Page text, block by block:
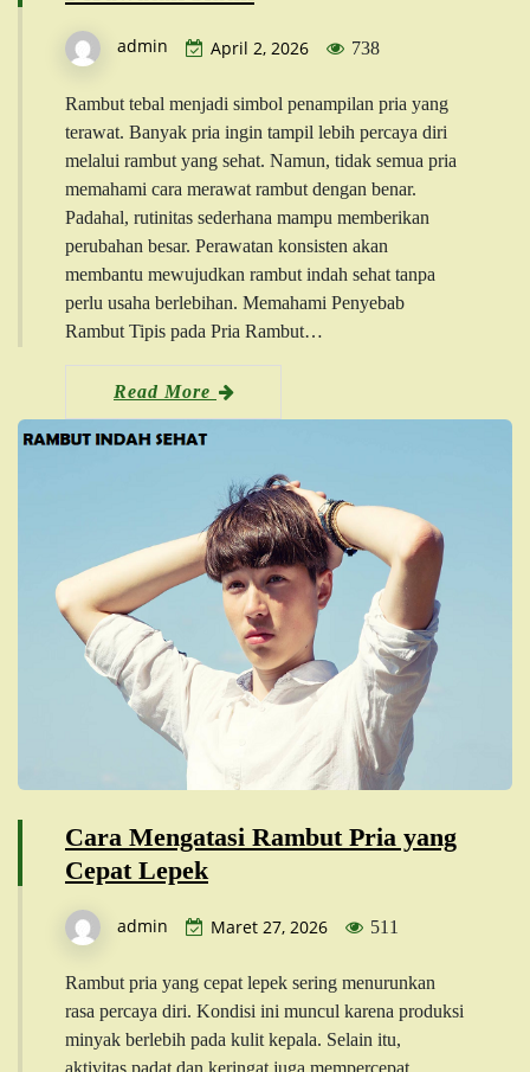
admin April 2, 2026 738
Rambut tebal menjadi simbol penampilan pria yang
terawat. Banyak pria ingin tampil lebih percaya diri
melalui rambut yang sehat. Namun, tidak semua pria
memahami cara merawat rambut dengan benar.
Padahal, rutinitas sederhana mampu memberikan
perubahan besar. Perawatan konsisten akan
membantu mewujudkan rambut indah sehat tanpa
perlu usaha berlebihan. Memahami Penyebab
Rambut Tipis pada Pria Rambut…
Read More
Cara Mengatasi Rambut Pria yang
Cepat Lepek
admin Maret 27, 2026 511
Rambut pria yang cepat lepek sering menurunkan
rasa percaya diri. Kondisi ini muncul karena produksi
minyak berlebih pada kulit kepala. Selain itu,
aktivitas padat dan keringat juga mempercepat